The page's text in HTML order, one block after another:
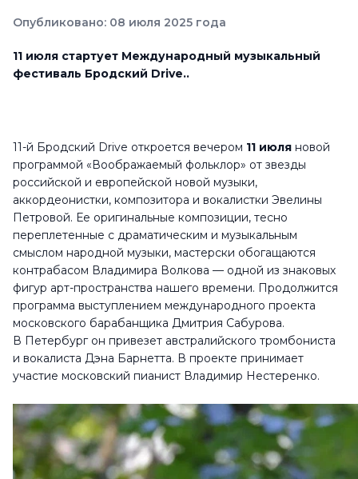
Опубликовано: 08 июля 2025 года
11 июля стартует Международный музыкальный
фестиваль Бродский Drive..
11-й Бродский Drive откроется вечером 11 июля новой
программой «Воображаемый фольклор» от звезды
российской и европейской новой музыки,
аккордеонистки, композитора и вокалистки Эвелины
Петровой. Ее оригинальные композиции, тесно
переплетенные с драматическим и музыкальным
смыслом народной музыки, мастерски обогащаются
контрабасом Владимира Волкова — одной из знаковых
фигур арт-пространства нашего времени. Продолжится
программа выступлением международного проекта
московского барабанщика Дмитрия Сабурова.
В Петербург он привезет австралийского тромбониста
и вокалиста Дэна Барнетта. В проекте принимает
участие московский пианист Владимир Нестеренко.